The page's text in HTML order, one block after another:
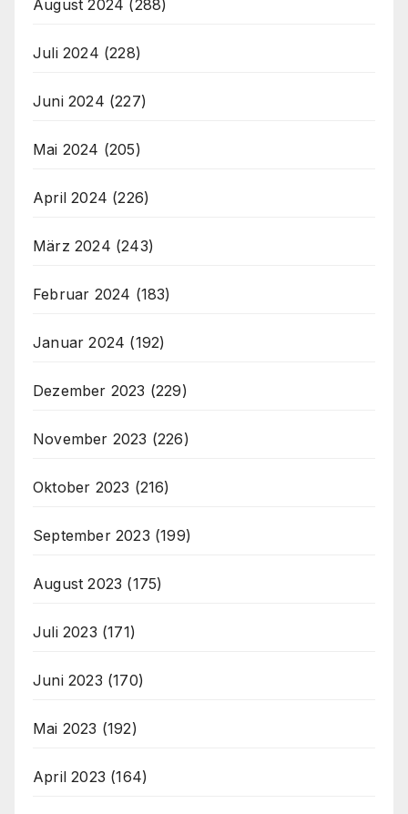
August 2024 (288)
Juli 2024 (228)
Juni 2024 (227)
Mai 2024 (205)
April 2024 (226)
März 2024 (243)
Februar 2024 (183)
Januar 2024 (192)
Dezember 2023 (229)
November 2023 (226)
Oktober 2023 (216)
September 2023 (199)
August 2023 (175)
Juli 2023 (171)
Juni 2023 (170)
Mai 2023 (192)
April 2023 (164)